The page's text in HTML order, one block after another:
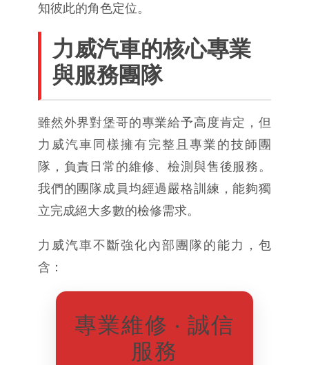
知彼此的角色定位。
力威汽車的核心專業
與服務團隊
雖然外界對堡哥的專業給予高度肯定，但
力威汽車同樣擁有完整且專業的技師團
隊，負責日常的維修、檢測與售後服務。
我們的團隊成員均經過嚴格訓練，能夠獨
立完成絕大多數的檢修需求。
力威汽車不斷強化內部團隊的能力，包
含：
專業維修 · 誠信
服務